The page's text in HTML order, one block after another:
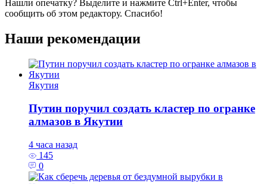
Нашли опечатку? Выделите и нажмите Ctrl+Enter, чтобы
сообщить об этом редактору. Спасибо!
Наши рекомендации
Якутия
Путин поручил создать кластер по огранке
алмазов в Якутии
4 часа назад
145
0